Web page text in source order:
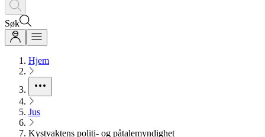
Søk
Hjem
Jus
Kystvaktens politi- og påtalemyndighet